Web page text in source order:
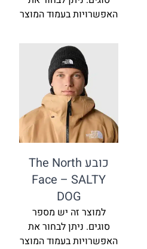
האפשרויות בעמוד המוצר
כובע The North
Face – SALTY
DOG
למוצר זה יש מספר
סוגים. ניתן לבחור את
האפשרויות בעמוד המוצר